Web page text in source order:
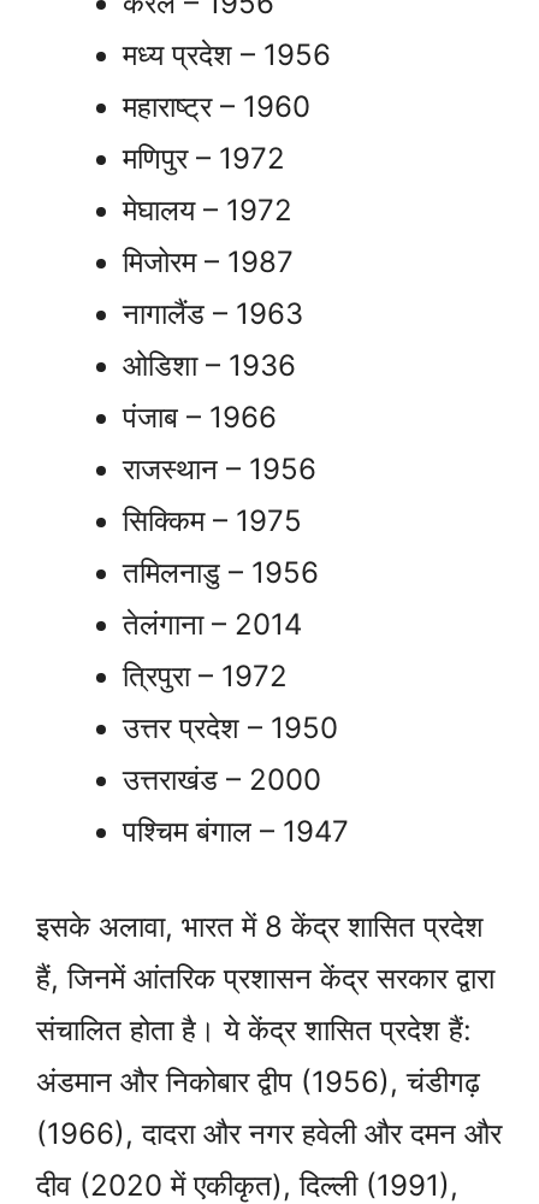
मध्य प्रदेश – 1956
महाराष्ट्र – 1960
मणिपुर – 1972
मेघालय – 1972
मिजोरम – 1987
नागालैंड – 1963
ओडिशा – 1936
पंजाब – 1966
राजस्थान – 1956
सिक्किम – 1975
तमिलनाडु – 1956
तेलंगाना – 2014
त्रिपुरा – 1972
उत्तर प्रदेश – 1950
उत्तराखंड – 2000
पश्चिम बंगाल – 1947
इसके अलावा, भारत में 8 केंद्र शासित प्रदेश
हैं, जिनमें आंतरिक प्रशासन केंद्र सरकार द्वारा
संचालित होता है। ये केंद्र शासित प्रदेश हैं:
अंडमान और निकोबार द्वीप (1956), चंडीगढ़
(1966), दादरा और नगर हवेली और दमन और
दीव (2020 में एकीकृत), दिल्ली (1991),